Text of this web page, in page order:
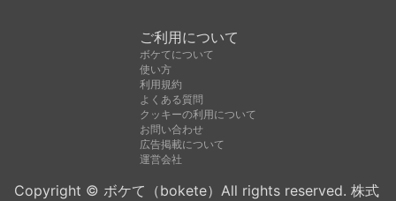
ご利用について
ボケてについて
使い方
利用規約
よくある質問
クッキーの利用について
お問い合わせ
広告掲載について
運営会社
Copyright © ボケて（bokete）All rights reserved. 株式